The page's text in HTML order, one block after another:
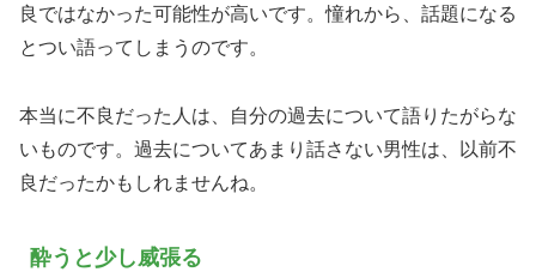
良ではなかった可能性が高いです。憧れから、話題になる
とつい語ってしまうのです。
本当に不良だった人は、自分の過去について語りたがらな
いものです。過去についてあまり話さない男性は、以前不
良だったかもしれませんね。
酔うと少し威張る